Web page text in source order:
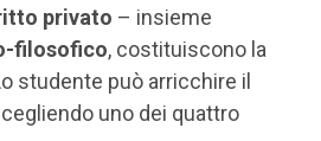
privato – insieme
filosofico, costituiscono la
studente può arricchire il
uno dei quattro